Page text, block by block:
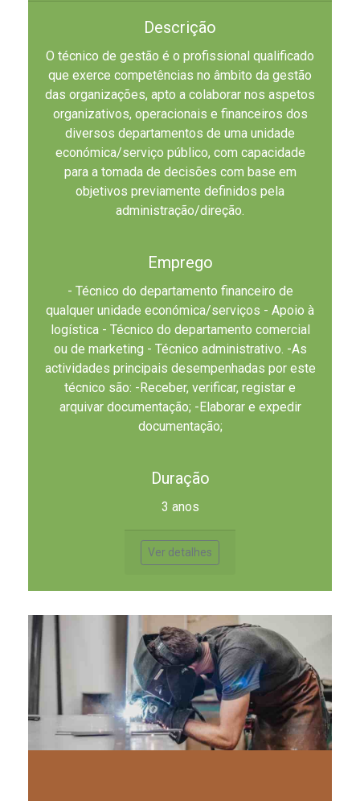
Descrição
O técnico de gestão é o profissional qualificado
que exerce competências no âmbito da gestão
das organizações, apto a colaborar nos aspetos
organizativos, operacionais e financeiros dos
diversos departamentos de uma unidade
económica/serviço público, com capacidade
para a tomada de decisões com base em
objetivos previamente definidos pela
administração/direção.
Emprego
- Técnico do departamento financeiro de
qualquer unidade económica/serviços - Apoio à
logística - Técnico do departamento comercial
ou de marketing - Técnico administrativo. -As
actividades principais desempenhadas por este
técnico são: -Receber, verificar, registar e
arquivar documentação; -Elaborar e expedir
documentação;
Duração
3 anos
Ver detalhes